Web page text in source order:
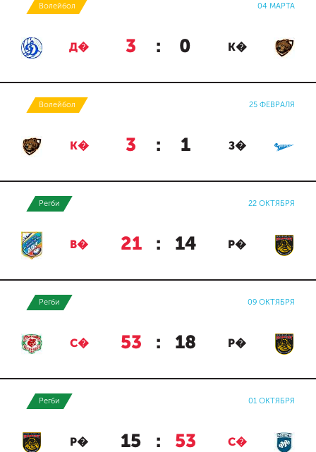
Волейбол 04 МАРТА
Д� 3 : 0 К�
Волейбол 25 ФЕВРАЛЯ
К� 3 : 1 З�
Регби 22 ОКТЯБРЯ
В� 21 : 14 Р�
Регби 09 ОКТЯБРЯ
С� 53 : 18 Р�
Регби 01 ОКТЯБРЯ
Р� 15 : 53 С�